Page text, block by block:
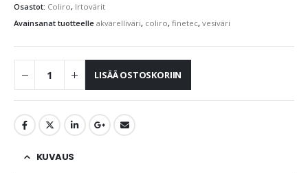
Osastot: Coliro, Irtovärit
Avainsanat tuotteelle akvarelliväri, coliro, finetec, vesiväri
LISÄÄ OSTOSKORIIN
KUVAUS